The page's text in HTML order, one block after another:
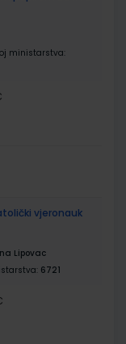
ministarstva:
vjeronauk
Lipovac
6721